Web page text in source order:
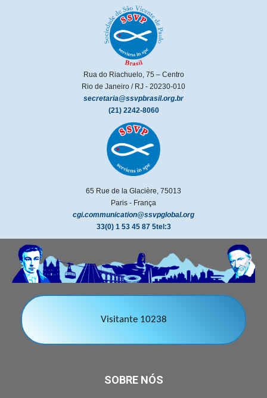
Rua do Riachuelo, 75 – Centro
Rio de Janeiro / RJ - 20230-010
secretaria@ssvpbrasil.org.br
(21) 2242-8060
65 Rue de la Glacière, 75013
Paris - França
cgi.communication@ssvpglobal.org
33(0) 1 53 45 87 5tel:3
Visitante 10238
SOBRE NÓS